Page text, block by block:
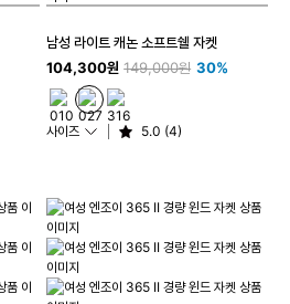
남성 라이트 캐논 소프트쉘 자켓
104,300원 149,000원 30%
사이즈 5.0 (4)